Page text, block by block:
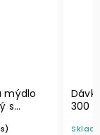
Dávkovač na
300 ml šedý s
(>10 ks)